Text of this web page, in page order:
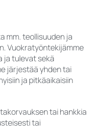
mm. teollisuuden ja
Vuokratyöntekijämme
ja tulevat sekä
järjestää yhden tai
ja pitkäaikaisiin
tai hankkia
tai